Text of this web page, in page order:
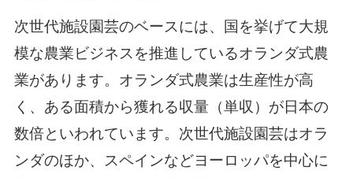
次世代施設園芸のベースには、国を挙げて大規
模な農業ビジネスを推進しているオランダ式農
業があります。オランダ式農業は生産性が高
く、ある面積から獲れる収量（単収）が日本の
数倍といわれています。次世代施設園芸はオラ
ンダのほか、スペインなどヨーロッパを中心に